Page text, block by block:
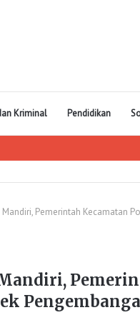
Kriminal Pendidikan
Pemerintah Kecamatan